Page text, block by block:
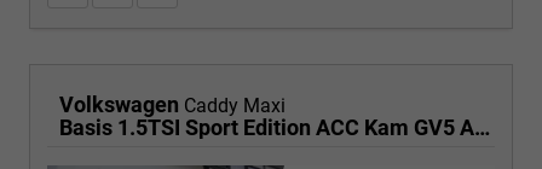
Volkswagen Caddy Maxi
Basis 1.5TSI Sport Edition ACC Kam GV5 App AHK Reling